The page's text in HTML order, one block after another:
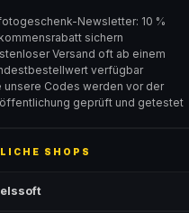
Newsletter: 10 %
sichern
Versand oft ab einem
verfügbar
unsere Codes werden vor der
geprüft und getestet
SHOPS